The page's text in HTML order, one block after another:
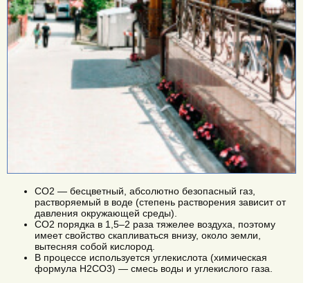
CO2 — бесцветный, абсолютно безопасный газ,
растворяемый в воде (степень растворения зависит от
давления окружающей среды).
CO2 порядка в 1,5–2 раза тяжелее воздуха, поэтому
имеет свойство скапливаться внизу, около земли,
вытесняя собой кислород.
В процессе используется углекислота (химическая
формула H2CO3) — смесь воды и углекислого газа.